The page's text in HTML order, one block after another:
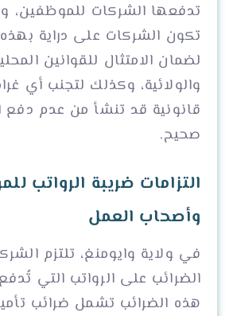
تدفعها الشركات للموظفين،
تكون الشركات على دراية
لضمان الامتثال للقوانين
والولائية، وكذلك لتجنب أي
قانونية قد تنشأ من عدم
صحيح.
التزامات ضريبة الرواتب
وأصحاب العمل
في ولاية وايومنغ، تلتزم
الضرائب على الرواتب التي
هذه الضرائب تشمل ضرائب